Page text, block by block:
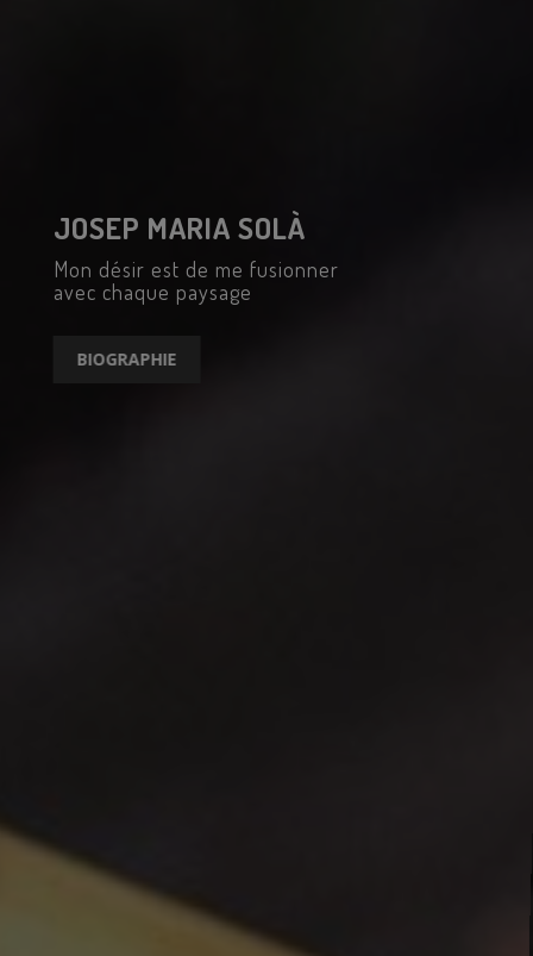
JOSEP MARIA SOLÀ
Mon désir est de me fusionner
avec chaque paysage
BIOGRAPHIE